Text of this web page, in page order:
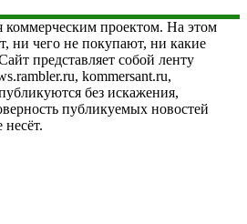
коммерческим проектом. На этом
ни чего не покупают, ни какие
представляет собой ленту
kommersant.ru,
без искажения,
публикуемых новостей